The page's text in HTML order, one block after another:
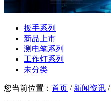
扳手系列
新品上市
测电笔系列
工作灯系列
未分类
您当前位置： 首页 / 新闻资讯 /